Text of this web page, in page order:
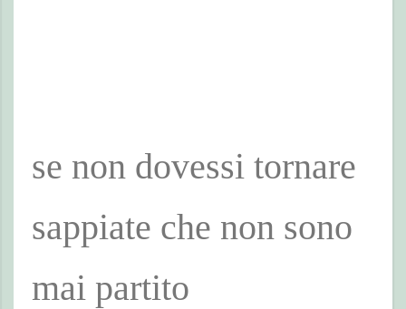
se non dovessi tornare
sappiate che non sono
mai partito